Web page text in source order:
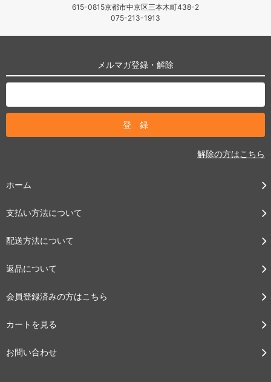
615-0815京都市中京区三本木町438-2
075-213-1913
メルマガ登録・解除
解除の方はこちら
ホーム
支払い方法について
配送方法について
返品について
会員登録済みの方はこちら
カートを見る
お問い合わせ